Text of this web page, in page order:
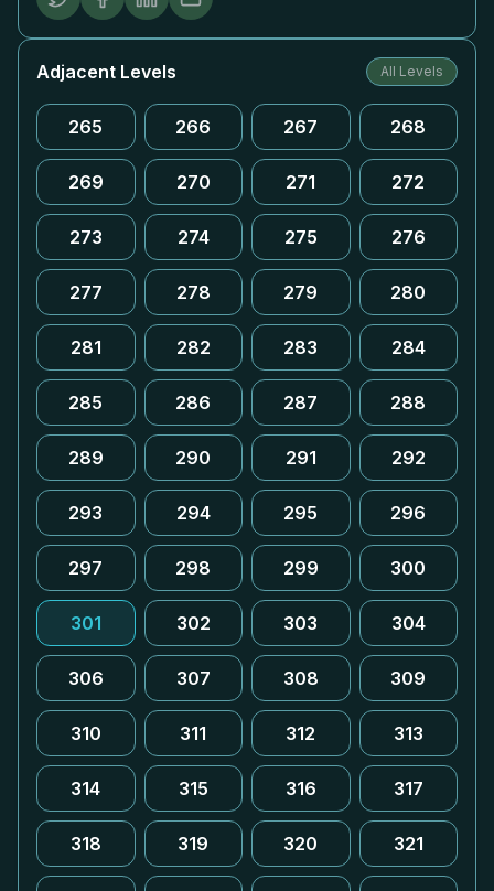
Adjacent Levels All Levels
265 266 267 268
269 270 271 272
273 274 275 276
277 278 279 280
281 282 283 284
285 286 287 288
289 290 291 292
293 294 295 296
297 298 299 300
301 302 303 304
306 307 308 309
310 311 312 313
314 315 316 317
318 319 320 321